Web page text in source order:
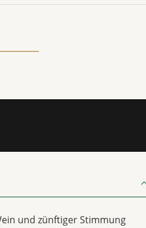
und zünftiger Stimmung